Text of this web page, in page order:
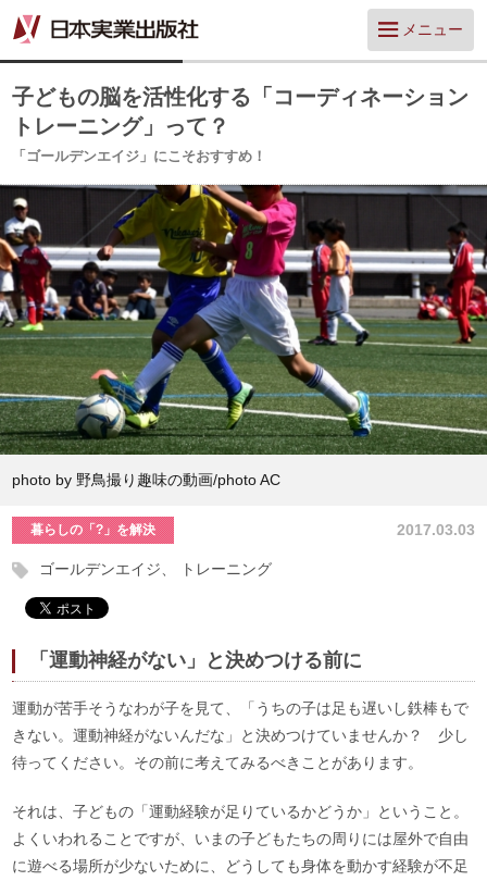
メニュー
子どもの脳を活性化する「コーディネーション
トレーニング」って？
「ゴールデンエイジ」にこそおすすめ！
photo by 野鳥撮り趣味の動画/photo AC
2017.03.03
暮らしの「?」を解決
ゴールデンエイジ トレーニング
「運動神経がない」と決めつける前に
運動が苦手そうなわが子を見て、「うちの子は足も遅いし鉄棒もで
きない。運動神経がないんだな」と決めつけていませんか？ 少し
待ってください。その前に考えてみるべきことがあります。
それは、子どもの「運動経験が足りているかどうか」ということ。
よくいわれることですが、いまの子どもたちの周りには屋外で自由
に遊べる場所が少ないために、どうしても身体を動かす経験が不足